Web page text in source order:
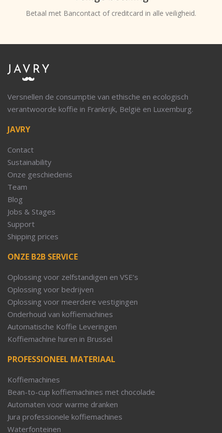
Betaal met Bancontact of creditcard in alle veiligheid.
Versnellen de consumptie van ethische en ecologisch
verantwoorde koffie in Frankrijk, België en Luxemburg.
JAVRY
Contact
Sustainability
Onze geschiedenis
Team
Blog
Jobs & Stages
Support
Shipping prices
ONZE B2B SERVICE
Oplossing voor zelfstandigen en VSE’s
Oplossing voor bedrijven
Oplossing voor meerdere vestigingen
Onderhoud van koffiemachines
Automatische Koffie Leveringen
Koffiemachine huren in Brussel
PROFESSIONEEL MATERIAAL
Koffiemachines
Bean-to-cup koffiemachines met chocolade
Automaten voor warme dranken
Jura professionele koffiemachines
Waterfonteinen